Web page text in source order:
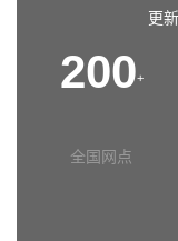
更
200+
全国网点